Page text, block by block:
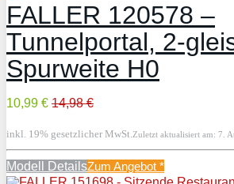
FALLER 120578 –
Tunnelportal, 2-
Spurweite H0
10,99 € 14,98 €
inkl. 19% gesetzlicher MwSt.Zuletzt aktualisiert am: 7.
Modell DetailsZum Angebot *